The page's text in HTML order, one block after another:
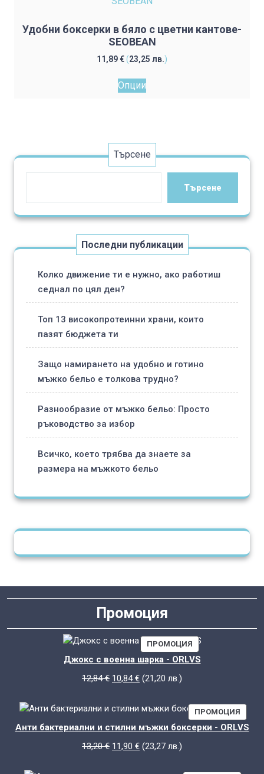
options
be
on
the
product
Удобни боксерки в бяло с цветни кантове-
SEOBEAN
11,89€(23,25 лв.)
Опции
The
options
may
chosen
on
product
Търсене
Търсене
Последни публикации
Колко движение ти е нужно, ако работиш
седнал по цял ден?
Топ 13 високопротеинни храни, които
пазят бюджета ти
Защо намирането на удобно и готино
мъжко бельо е толкова трудно?
Разнообразие от мъжко бельо: Просто
ръководство за избор
Всичко, което трябва да знаете за
размера на мъжкото бельо
Промоция
ПРОМОЦИЯПРОДУКТ
С
НАМАЛЕНИЕ
Джокс с военна шарка - ORLVS
12,84€ Original
10,84€Текущата
(21,20 лв.)
ПРОМОЦИЯ
С
Анти бактериални и стилни мъжки боксерки - ORLVS
13,20€ Original
11,90 €Текущата
(23,27 лв.)